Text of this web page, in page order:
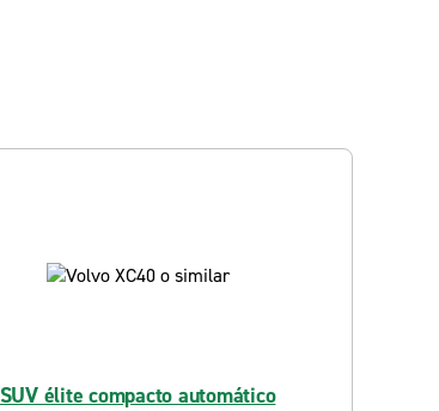
SUV élite compacto automático